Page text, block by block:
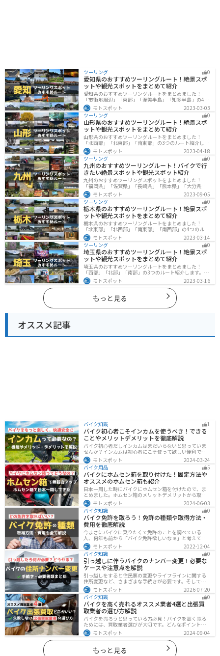
ツーリング 0
愛知県のおすすめツーリングルート！絶景スポ
ットや観光スポットをまとめて紹介
愛知県のおすすめツーリングルートをまとめました！
「市街地周辺」「東部」「渥美半島」「知多半島」の4つ
のルート紹介します。名古屋周辺の栄えたスポットから
山、海、美術館なども多数あり、自然・歴史・文化を満
喫するツーリングができます。バイクで愛知県にツーリ
ングに行く際は参考にしてください。
モトスポット
2023-03-03
ツーリング
0
山形県のおすすめツーリングルート！絶景スポ
ットや観光スポットをまとめて紹介
山形県のおすすめツーリングルートをまとめました！
「北西部」「北東部」「南東部」の3つのルート紹介しま
す。豊かな自然と歴史的な観光スポット、山と海どちら
も堪能できるスポットが多数あります。バイクで山形県
にツーリングに行く際は参考にしてください。
モトスポット
2023-04-18
ツーリング
0
九州のおすすめツーリングルート！バイクで行
きたい絶景スポットや観光スポット紹介
九州のおすすめツーリングスポットをまとめました！
「福岡県」「佐賀県」「長崎県」「熊本県」「大分県」
「宮崎都」「鹿児島県」の各県の観光地紹介します。自
然豊かな山々や湖、温泉地が点在し、四季折々の景色を
楽しめるスポットが多数あります。バイクで九州にツー
リングに行く際は参考にしてください。
モトスポット
2023-09-05
ツーリング
0
栃木県のおすすめツーリングルート！絶景スポ
ットや観光スポットをまとめて紹介
栃木県のおすすめツーリングルートをまとめました！
「北東部」「北西部」「南東部」「南西部」の4つのルー
ト紹介します。日本を代表する神社や広大な山や滝、湖
などを歴史や自然を満喫するツーリングができます。バ
イクで栃木県にツーリングに行く際は参考にしてくださ
い。
モトスポット
2023-03-14
ツーリング
0
埼玉県のおすすめツーリングルート！絶景スポ
ットや観光スポットをまとめて紹介
埼玉県のおすすめツーリングルートをまとめました！
「西部」「北部」「南部」の3つのルート紹介します。自
然豊かな西側と街中の東側で違った楽しみ方ができま
す。バイクで埼玉県にツーリングに行く際は参考にして
ください。
モトスポット 2023-03-16
もっと見る
オススメ記事
バイク知識 1
バイク初心者こそインカムを使うべき！できる
ことやメリットデメリットを徹底解説
バイク初心者だしインカムはまだいらないと思っていま
せんか？インカムは初心者にこそ使って欲しい便利で安
全に運転するための機器です。インカムでできることや
メリットデメリットなどまとめましたので、気になって
いる人はぜひ参考にしてください。
モトスポット
2024-03-24
バイク用品
5
バイクにホムセン箱を取り付けた！固定方法や
オススメのホムセン箱も紹介
日本一周した時にバイクにホムセン箱を付けたので、ま
とめました。ホムセン箱のメリットデメリットから取り
付け方法、実際につけてどううだったのか、オススメの
ホムセン箱まで全て解説します。バイクにホムセン箱を
付けたいと思っている人はぜひ参考にしてください。
モトスポット
2024-06-03
バイク知識
0
バイク免許を取ろう！免許の種類や取得方法・
費用を徹底解説
今まさにバイクに乗りたくて免許のことを調べている
人、何年も前から「バイク免許欲しいなぁ」と考えてい
るうちに時間ばかりが経っている人。そんな人々に役立
つ情報を分かりやすくまとめました。バイク免許の種類
や、免許を取るための方法や必要な費用・日数などにつ
いて解説します。
モトスポット
2022-12-04
バイク知識
0
引っ越しに伴うバイクのナンバー変更！必要な
ケースや注意点を解説
引っ越しをすると住民票の変更やライフラインに関する
住所変更など、さまざまな手続きが必要です。そしてバ
イク乗りの場合は、住所変更やナンバー変更といったバ
イクに関する手続きも忘れてはいけません。しかし、必
要な手続きや手順がわからないという方も多いのではな
いでしょうか。ライダー引っ越したらバイクのナンバー
を変えないといけないの？ライダー引っ越し先でも原付
に乗る場合、どんな手続きが必要か知りたいライダー引
っ越したけど忙しくて住所変更もナンバー変更もしてい
ない・・・今回はこのような疑問・お悩みにお
モトスポット
2026-07-20
バイク知識
0
バイクを高く売れるオススメ業者4選と出張買
取業者の選び方解説
バイクを売ろうと思っている方必見！バイクを高く売る
ためには、買取業者選びが大切です。どんなポイントで
業者を選べばいいのか見るべきポイントを7つまとめまし
た。また、買取実績が豊富なオススメの買取業者を4つを
厳選・解説します。
モトスポット 2024-09-04
もっと見る